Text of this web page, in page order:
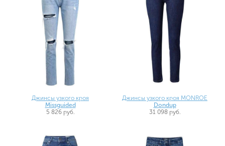
Джинсы узкого кроя
Missguided
5 826 руб.
Джинсы узкого кроя MONROE
Dondup
31 098 руб.